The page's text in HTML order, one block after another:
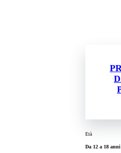
Età
Da 12 a 18 anni